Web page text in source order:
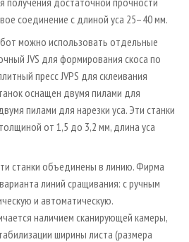
соединение с длиной уса 25–40 мм.
можно использовать отдельные
JVS для формирования скоса по
пресс JVPS для склеивания
оснащен двумя пилами для
пилами для нарезки уса. Эти станки
от 1,5 до 3,2 мм, длина уса
станки объединены в линию. Фирма
линий сращивания: с ручным
и автоматическую.
наличием сканирующей камеры,
ширины листа (размера